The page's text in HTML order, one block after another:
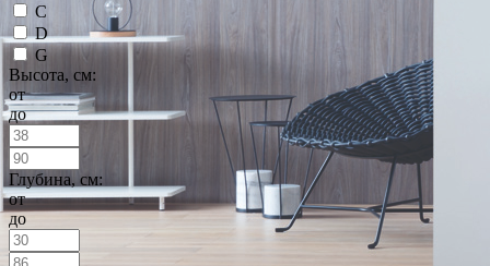
C
D
G
Высота, см:
от
до
Глубина, см:
от
до